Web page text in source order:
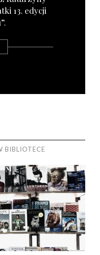
13. edy­cji
BIBLIOTECE